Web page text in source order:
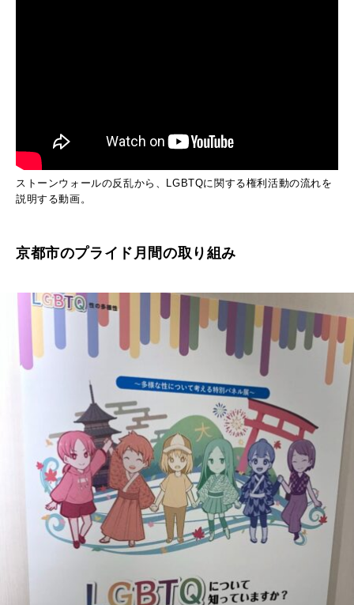
ストーンウォールの反乱から、LGBTQに関する権利活動の流れを
説明する動画。
京都市のプライド月間の取り組み